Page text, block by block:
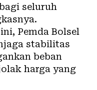
seluruh
Pemda Bolsel
stabilitas
beban
harga yang